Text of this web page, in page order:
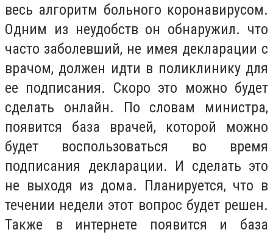
весь алгоритм больного коронавирусом.
Одним из неудобств он обнаружил. что
часто заболевший, не имея декларации с
врачом, должен идти в поликлинику для
ее подписания. Скоро это можно будет
сделать онлайн. По словам министра,
появится база врачей, которой можно
будет воспользоваться во время
подписания декларации. И сделать это
не выходя из дома. Планируется, что в
течении недели этот вопрос будет решен.
Также в интернете появится и база